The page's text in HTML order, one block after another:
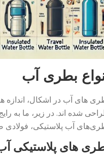
بطری آب
های آب در اشکال، اندازه
شده اند. در زیر، ما به
آب پلاستیکی،
های پلاستیکی